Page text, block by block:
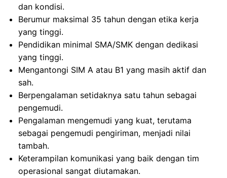
dan kondisi.
Berumur maksimal 35 tahun dengan etika kerja
yang tinggi.
Pendidikan minimal SMA/SMK dengan dedikasi
yang tinggi.
Mengantongi SIM A atau B1 yang masih aktif dan
sah.
Berpengalaman setidaknya satu tahun sebagai
pengemudi.
Pengalaman mengemudi yang kuat, terutama
sebagai pengemudi pengiriman, menjadi nilai
tambah.
Keterampilan komunikasi yang baik dengan tim
operasional sangat diutamakan.